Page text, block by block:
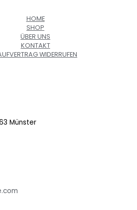
HOME
SHOP
ÜBER UNS
KONTAKT
WIDERRUFEN
Münster